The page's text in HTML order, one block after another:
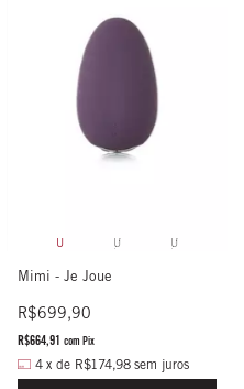
U U U
Mimi - Je Joue
R$699,90
R$664,91 com Pix
4 x de R$174,98 sem juros